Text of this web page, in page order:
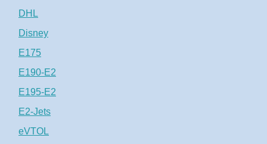
DHL
Disney
E175
E190-E2
E195-E2
E2-Jets
eVTOL